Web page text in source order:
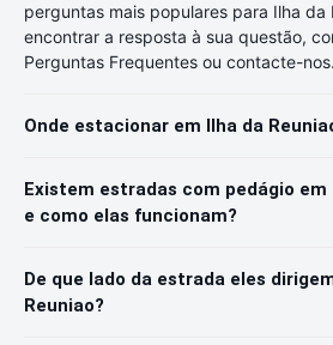
perguntas mais populares para Ilha da
encontrar a resposta à sua questão,
Perguntas Frequentes ou contacte-nos.
Onde estacionar em Ilha da
Existem estradas com pedágio em
e como elas funcionam?
De que lado da estrada eles
Reuniao?